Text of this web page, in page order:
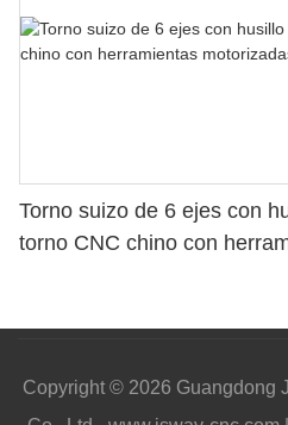
Torno suizo de 6 ejes con
torno CNC chino con
Copyright © 2026 Guangdong